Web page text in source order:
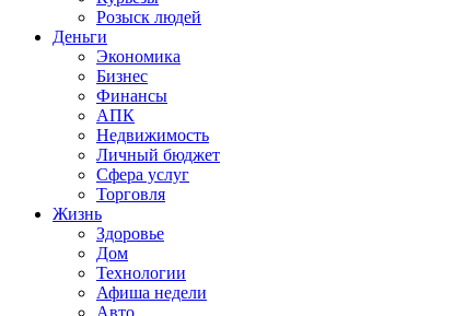
Розыск людей
Деньги
Экономика
Бизнес
Финансы
АПК
Недвижимость
Личный бюджет
Сфера услуг
Торговля
Жизнь
Здоровье
Дом
Технологии
Афиша недели
Авто